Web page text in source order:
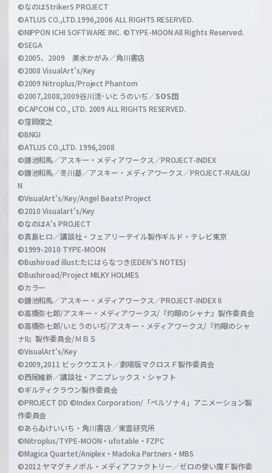
h
a
n
l
©なのはStrikerS PROJECT
©ATLUS CO.,LTD.1996,2006 ALL RIGHTS RESERVED.
©NIPPON ICHI SOFTWARE INC. ©TYPE-MOON All Rights Reserved.
©SEGA
©2005、2009 美水かがみ／角川書店
©2008 VisualArt's/Key
©2009 Nitroplus/Project Phantom
©2007,2008,2009谷川流･いとうのいぢ／SOS団
©CAPCOM CO., LTD. 2009 ALL RIGHTS RESERVED.
©窪岡俊之
©BNGI
©ATLUS CO.,LTD. 1996,2008
©鎌池和馬／アスキー・メディアワークス／PROJECT-INDEX
©鎌池和馬／冬川基／アスキー・メディアワークス／PROJECT-RAILGU
N
©VisualArt's/Key/Angel Beats! Project
©2010 Visualart's/Key
©なのはA's PROJECT
©真島ヒロ／講談社・フェアリーテイル製作ギルド・テレビ東京
©1999-2010 TYPE-MOON
©Bushiroad illust:たにはらなつき(EDEN'S NOTES)
©Bushiroad/Project MILKY HOLMES
©カラー
©鎌池和馬／アスキー・メディアワークス／PROJECT-INDEX II
©高橋弥七郎/アスキー・メディアワークス/『灼眼のシャナ』製作委員会
©高橋弥七郎/いとうのいぢ/アスキー・メディアワークス/『灼眼のシャ
ナII』製作委員会/ＭＢＳ
©VisualArt's/Key
©2009,2011 ビックウエスト／劇場版マクロスＦ製作委員会
©西尾維新／講談社・アニプレックス・シャフト
©ギルティクラウン製作委員会
©PROJECT DD ©Index Corporation/「ペルソナ４」アニメーション製
作委員会
©あらゐけいいち・角川書店／東雲研究所
©Nitroplus/TYPE-MOON・ufotable・FZPC
©Magica Quartet/Aniplex・Madoka Partners・MBS
©2012 ヤマグチノボル・メディアファクトリー／ゼロの使い魔Ｆ製作委